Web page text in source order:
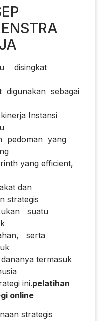
disingkat
sebagai
Instansi
pedoman yang
yang efficient,
dan
strategis
suatu
serta
termasuk
ini.pelatihan
online
strategis